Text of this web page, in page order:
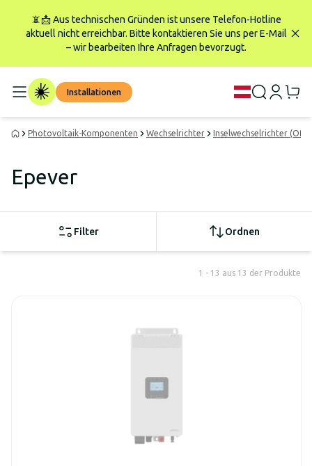
📵📩 Aus technischen Gründen ist unsere Telefon-Hotline
aktuell nicht erreichbar. Bitte kontaktieren Sie uns per E-Mail
– wir bearbeiten Ihre Anfragen bevorzugt.
Installationen
Photovoltaik-Komponenten Wechselrichter Inselwechselrichter (Off-
Epever
Filter Ordnen
1 - 13 aus 13 der Produkte